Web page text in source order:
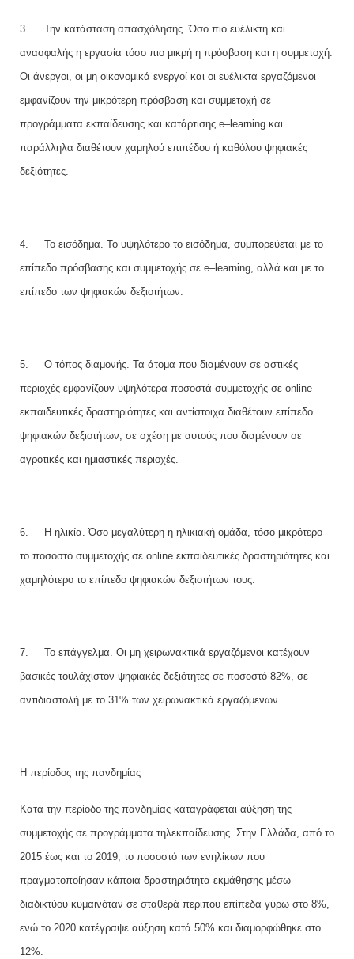
3.
Την κατάσταση απασχόλησης. Όσο πιο ευέλικτη και
ανασφαλής η εργασία τόσο πιο μικρή η πρόσβαση και η συμμετοχή.
Οι άνεργοι, οι μη οικονομικά ενεργοί και οι ευέλικτα εργαζόμενοι
εμφανίζουν την μικρότερη πρόσβαση και συμμετοχή σε
προγράμματα εκπαίδευσης και κατάρτισης e–learning και
παράλληλα διαθέτουν χαμηλού επιπέδου ή καθόλου ψηφιακές
δεξιότητες.
4.
Το εισόδημα. Το υψηλότερο το εισόδημα, συμπορεύεται με το
επίπεδο πρόσβασης και συμμετοχής σε e–learning, αλλά και με το
επίπεδο των ψηφιακών δεξιοτήτων.
5.
Ο τόπος διαμονής. Τα άτομα που διαμένουν σε αστικές
περιοχές εμφανίζουν υψηλότερα ποσοστά συμμετοχής σε on line
εκπαιδευτικές δραστηριότητες και αντίστοιχα διαθέτουν επίπεδο
ψηφιακών δεξιοτήτων, σε σχέση με αυτούς που διαμένουν σε
αγροτικές και ημιαστικές περιοχές.
6.
Η ηλικία. Όσο μεγαλύτερη η ηλικιακή ομάδα, τόσο μικρότερο
το ποσοστό συμμετοχής σε on line εκπαιδευτικές δραστηριότητες και
χαμηλότερο το επίπεδο ψηφιακών δεξιοτήτων τους.
7.
Το επάγγελμα. Οι μη χειρωνακτικά εργαζόμενοι κατέχουν
βασικές τουλάχιστον ψηφιακές δεξιότητες σε ποσοστό 82%, σε
αντιδιαστολή με το 31% των χειρωνακτικά εργαζόμενων.
Η περίοδος της πανδημίας
Κατά την περίοδο της πανδημίας καταγράφεται αύξηση της
συμμετοχής σε προγράμματα τηλεκπαίδευσης. Στην Ελλάδα, από το
2015 έως και το 2019, το ποσοστό των ενηλίκων που
πραγματοποίησαν κάποια δραστηριότητα εκμάθησης μέσω
διαδικτύου κυμαινόταν σε σταθερά περίπου επίπεδα γύρω στο 8%,
ενώ το 2020 κατέγραψε αύξηση κατά 50% και διαμορφώθηκε στο
12%.